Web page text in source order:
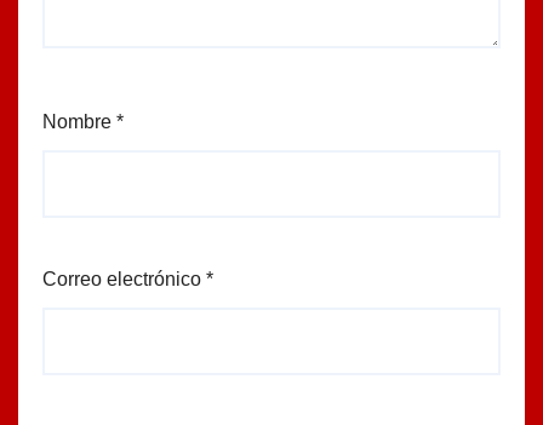
Nombre *
Correo electrónico *